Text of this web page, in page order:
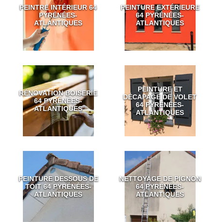
PEINTRE INTÉRIEUR 64
PYRÉNÉES-
ATLANTIQUES
PEINTURE EXTÉRIEURE
64 PYRÉNÉES-
ATLANTIQUES
RÉNOVATION BOISERIE
64 PYRÉNÉES-
ATLANTIQUES
PEINTURE ET
DÉCAPAGE DE VOLET
64 PYRÉNÉES-
ATLANTIQUES
PEINTURE DESSOUS DE
TOIT 64 PYRÉNÉES-
ATLANTIQUES
NETTOYAGE DE PIGNON
64 PYRÉNÉES-
ATLANTIQUES